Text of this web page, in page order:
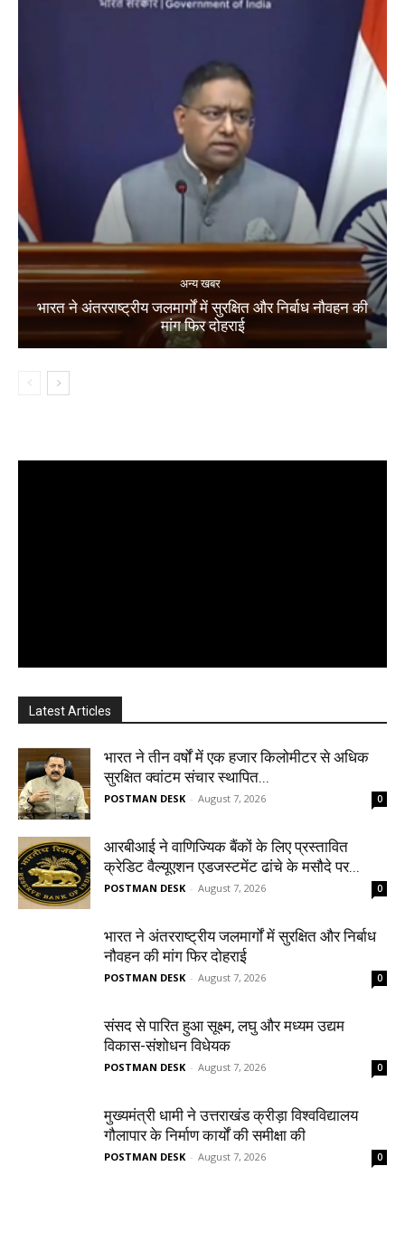
अन्य खबर
भारत ने अंतरराष्ट्रीय जलमार्गों में सुरक्षित और निर्बाध नौवहन की
मांग फिर दोहराई
Latest Articles
भारत ने तीन वर्षों में एक हजार किलोमीटर से अधिक
सुरक्षित क्वांटम संचार स्थापित...
POSTMAN DESK - August 7, 2026 0
आरबीआई ने वाणिज्यिक बैंकों के लिए प्रस्तावित
क्रेडिट वैल्यूएशन एडजस्टमेंट ढांचे के मसौदे पर...
POSTMAN DESK - August 7, 2026 0
भारत ने अंतरराष्ट्रीय जलमार्गों में सुरक्षित और निर्बाध
नौवहन की मांग फिर दोहराई
POSTMAN DESK - August 7, 2026 0
संसद से पारित हुआ सूक्ष्म, लघु और मध्यम उद्यम
विकास-संशोधन विधेयक
POSTMAN DESK - August 7, 2026 0
मुख्यमंत्री धामी ने उत्तराखंड क्रीड़ा विश्वविद्यालय
गौलापार के निर्माण कार्यों की समीक्षा की
POSTMAN DESK - August 7, 2026 0